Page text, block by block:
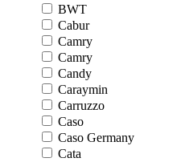
BWT
Cabur
Camry
Camry
Candy
Caraymin
Carruzzo
Caso
Caso Germany
Cata